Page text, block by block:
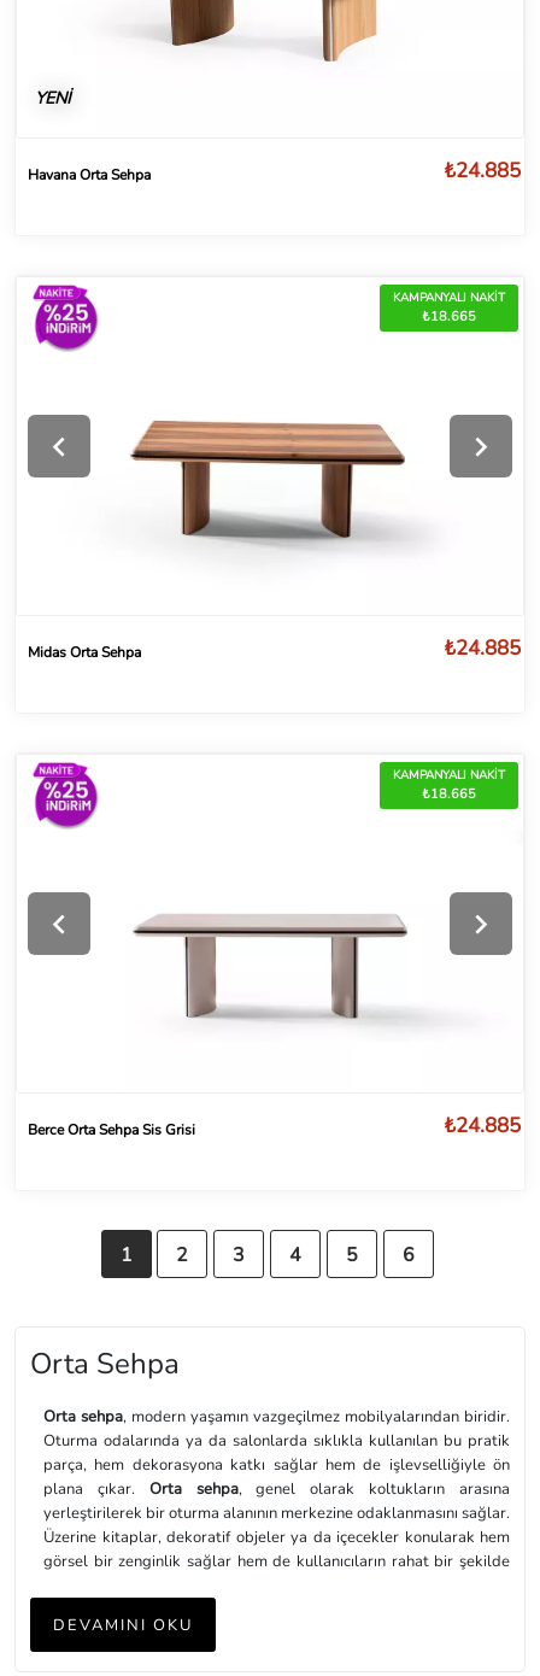
Orta Sehpa
Orta sehpa, modern yaşamın vazgeçilmez mobilyalarından biridir.
Oturma odalarında ya da salonlarda sıklıkla kullanılan bu pratik
parça, hem dekorasyona katkı sağlar hem de işlevselliğiyle ön
plana çıkar. Orta sehpa, genel olarak koltukların arasına
yerleştirilerek bir oturma alanının merkezine odaklanmasını sağlar.
Üzerine kitaplar, dekoratif objeler ya da içecekler konularak hem
görsel bir zenginlik sağlar hem de kullanıcıların rahat bir şekilde
bulunabilmekle beraber yaşam alanının düzenini sağlamak için
ekstra depolama imkânı sunar. Dolayısıyla,
DEVAMINI OKU
1 2 3 4 5 6
YENİ
Havana Orta Sehpa ₺24.885
KAMPANYALI NAKİT
₺18.665
Midas Orta Sehpa ₺24.885
KAMPANYALI NAKİT
₺18.665
Berce Orta Sehpa Sis Grisi ₺24.885